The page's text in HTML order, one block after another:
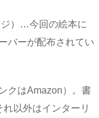
ジ）…今回の絵本に
バーが配布されてい
クはAmazon）。書
以外はインターリ